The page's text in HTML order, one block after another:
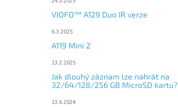
VIOFO™ A129 Duo IR verze
6.3.2025
A119 Mini 2
13.2.2025
Jak dlouhý záznam lze nahrát na
32/64/128/256 GB MicroSD kartu?
13.6.2024